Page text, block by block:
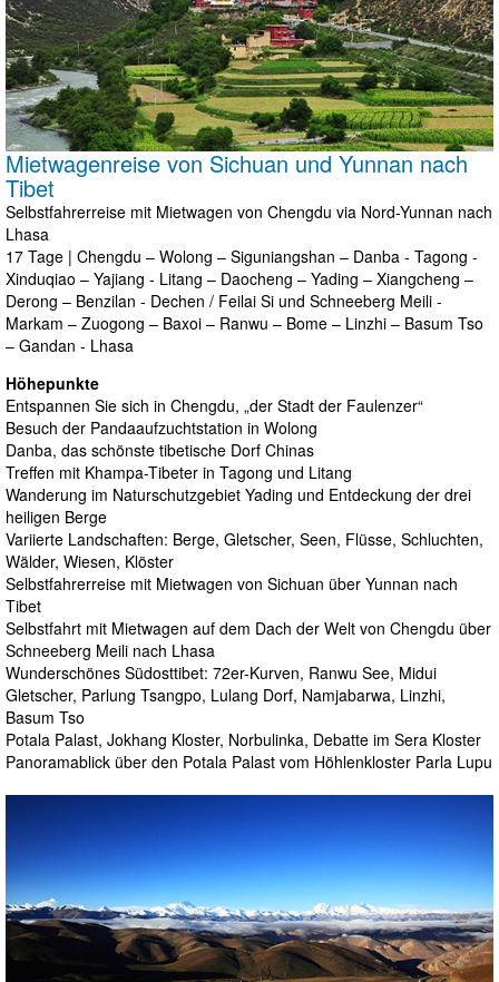
Mietwagenreise von Sichuan und Yunnan nach
Tibet
Selbstfahrerreise mit Mietwagen von Chengdu via Nord-Yunnan nach
Lhasa
17 Tage | Chengdu – Wolong – Siguniangshan – Danba - Tagong -
Xinduqiao – Yajiang - Litang – Daocheng – Yading – Xiangcheng –
Derong – Benzilan - Dechen / Feilai Si und Schneeberg Meili -
Markam – Zuogong – Baxoi – Ranwu – Bome – Linzhi – Basum Tso
– Gandan - Lhasa
Höhepunkte
Entspannen Sie sich in Chengdu, „der Stadt der Faulenzer“
Besuch der Pandaaufzuchtstation in Wolong
Danba, das schönste tibetische Dorf Chinas
Treffen mit Khampa-Tibeter in Tagong und Litang
Wanderung im Naturschutzgebiet Yading und Entdeckung der drei
heiligen Berge
Variierte Landschaften: Berge, Gletscher, Seen, Flüsse, Schluchten,
Wälder, Wiesen, Klöster
Selbstfahrerreise mit Mietwagen von Sichuan über Yunnan nach
Tibet
Selbstfahrt mit Mietwagen auf dem Dach der Welt von Chengdu über
Schneeberg Meili nach Lhasa
Wunderschönes Südosttibet: 72er-Kurven, Ranwu See, Midui
Gletscher, Parlung Tsangpo, Lulang Dorf, Namjabarwa, Linzhi,
Basum Tso
Potala Palast, Jokhang Kloster, Norbulinka, Debatte im Sera Kloster
Panoramablick über den Potala Palast vom Höhlenkloster Parla Lupu